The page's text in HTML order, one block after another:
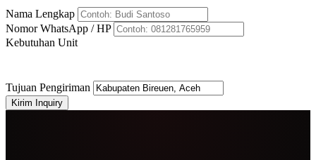
Nama Lengkap
Nomor WhatsApp / HP
Kebutuhan Unit
Tujuan Pengiriman
Kirim Inquiry